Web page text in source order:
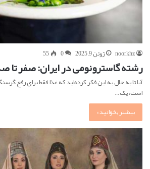
noorkhz
ژوئن 9, 2025 0
55
رشته گاسترونومی در ایران: صفر تا
آیا تا به حال به این فکر کرده‌اید که غذا فقط برای رفع
است، یک…
بیشتر بخوانید »